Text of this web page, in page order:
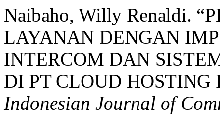
Naibaho, Willy Renaldi.
LAYANAN DENGAN
INTERCOM DAN
DI PT CLOUD
Indonesian Journal of